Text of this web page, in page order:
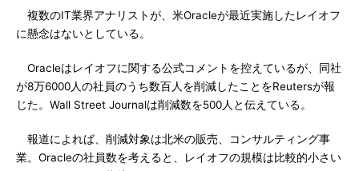
複数のIT業界アナリストが、米Oracleが最近実施したレイオフ
に懸念はないとしている。
Oracleはレイオフに関する公式コメントを控えているが、同社
が8万6000人の社員のうち数百人を削減したことをReutersが報
じた。Wall Street Journalは削減数を500人と伝えている。
報道によれば、削減対象は北米の販売、コンサルティング事
業。Oracleの社員数を考えると、レイオフの規模は比較的小さい